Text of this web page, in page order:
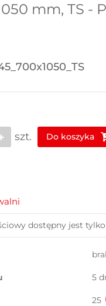
mm, TS -
szt. Do koszyka
dostępny jest
5
25